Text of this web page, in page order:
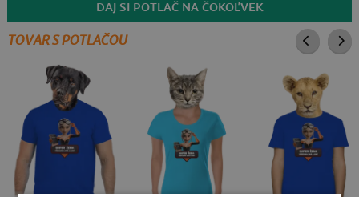
DAJ SI POTLAČ NA ČOKOĽVEK
TOVAR S POTLAČOU